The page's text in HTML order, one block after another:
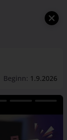
Beginn: 1.9.2026